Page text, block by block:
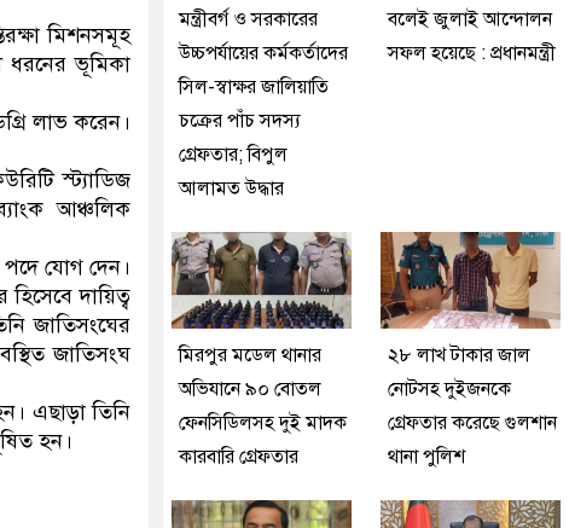
মিশনসমূহ
ধরনের ভূমিকা
লাভ করেন।
স্ট্যাডিজ
আঞ্চলিক
যোগ দেন।
দায়িত্ব
জাতিসংঘের
জাতিসংঘ
এছাড়া তিনি
হন।
মন্ত্রীবর্গ ও সরকারের
উচ্চপর্যায়ের কর্মকর্তাদের
সিল-স্বাক্ষর জালিয়াতি
চক্রের পাঁচ সদস্য
গ্রেফতার; বিপুল
আলামত উদ্ধার
বলেই জুলাই আন্দোলন
সফল হয়েছে : প্রধানমন্ত্রী
মিরপুর মডেল থানার
অভিযানে ৯০ বোতল
ফেনসিডিলসহ দুই মাদক
কারবারি গ্রেফতার
২৮ লাখ টাকার জাল
নোটসহ দুইজনকে
গ্রেফতার করেছে গুলশান
থানা পুলিশ